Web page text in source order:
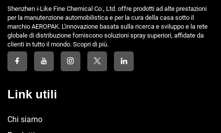
Shenzhen i-Like Fine Chemical Co., Ltd. offre prodotti ad alte prestazioni
per la manutenzione automobilistica e per la cura della casa sotto il
marchio AEROPAK. L'innovazione basata sulla ricerca e sviluppo e la rete
globale di distribuzione forniscono soluzioni spray superiori, affidate da
clienti in tutto il mondo. Scopri di più.
Link utili
Chi siamo